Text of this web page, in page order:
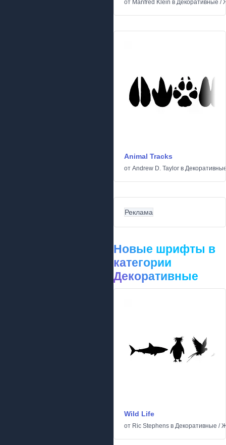
от Manfred Klein в Декоративные /
Animal Tracks
от Andrew D. Taylor в
Реклама
Новые шрифты в
категории
Декоративные
Wild Life
от Ric Stephens в Декоративные /